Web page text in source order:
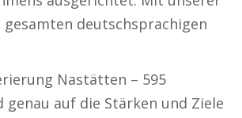
deutschsprachigen
Nastätten – 595
auf die Stärken und Ziele